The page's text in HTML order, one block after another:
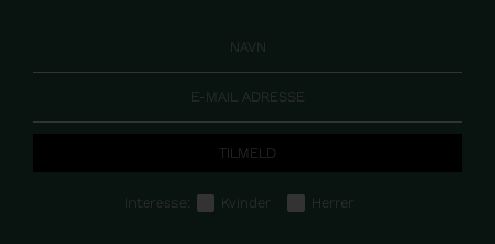
Interesse: Kvinder Herrer